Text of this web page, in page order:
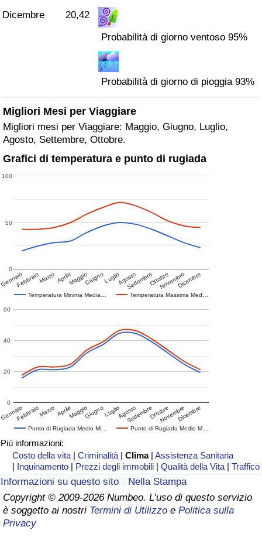
Dicembre 20,42
Probabilità di giorno ventoso 95%
Probabilità di giorno di pioggia 93%
Migliori Mesi per Viaggiare
Migliori mesi per Viaggiare: Maggio, Giugno, Luglio,
Agosto, Settembre, Ottobre.
Grafici di temperatura e punto di rugiada
Temperatura Minima Media… Temperatura Massima Med…
GennaioFebbraioMarzo AprileMaggioGiugnoLuglioAgosto
SettembreOttobreNovembreDicembre
0
50
100
Punto di Rugiada Medio Mi… Punto di Rugiada Medio M…
GennaioFebbraioMarzo AprileMaggioGiugnoLuglioAgosto
SettembreOttobreNovembreDicembre
0
20
40
60
Più informazioni:
Costo della vita |Criminalità |Clima |Assistenza Sanitaria
| Inquinamento | Prezzi degli immobili |Qualità della Vita |Traffico
Informazioni su questo sito
Nella Stampa
Copyright © 2009-2026 Numbeo. L’uso di questo servizio
è soggetto ai nostri Termini di Utilizzo e Politica sulla
Privacy